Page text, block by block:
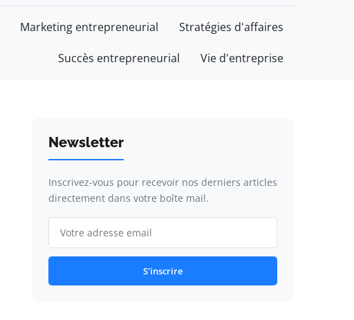
Marketing entrepreneurial Stratégies d'affaires
Succès entrepreneurial Vie d'entreprise
Newsletter
Inscrivez-vous pour recevoir nos derniers articles
directement dans votre boîte mail.
S'inscrire